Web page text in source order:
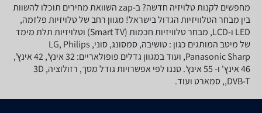
מחפשים לקנות טלויזיה חדשה? ב-zap השוואת מחירים תוכלו להשוות
בין מבחר הטלוויזיות הגדול בישראל! מגוון רחב של טלויזיות פלזמה,
LED ו-LCD, מבחר טלוויזיות חכמות (Smart TV) וטלויזיות תלת מימד
של מיטב המותגים כגון : טושיבה, סמסונג, סוני, LG, Philips
,Panasonic Sharp ועוד במגוון גדלים פופולאריים: 32 אינץ', 42 אינץ',
46 אינץ' ו- 55 אינץ'. סננו לפי אפשרויות גודל מסך, רזולוציה, 3D
,DVB-T, סמארט ועוד.